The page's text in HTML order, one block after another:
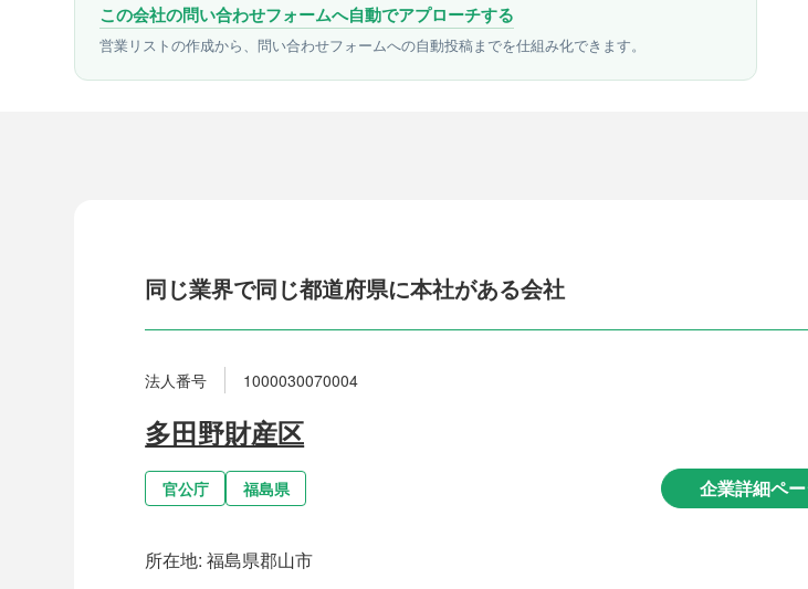
この会社の問い合わせフォームへ自動でアプローチする
営業リストの作成から、問い合わせフォームへの自動投稿までを仕組み化できます。
同じ業界で同じ都道府県に本社がある会社
法人番号 1000030070004
多田野財産区
官公庁 福島県 企業詳細ペ
所在地:福島県郡山市